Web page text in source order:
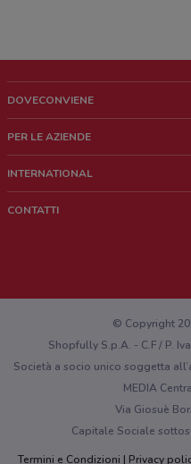
DOVECONVIENE
Chi siamo
Lavora con noi
PER LE AZIENDE
Richieste commerciali e marketing
INTERNATIONAL
CONTATTI
Hai un malfunzionamento sul web
© Copyright
Shopfully S.p.A. - C.F / P.
Società a socio unico soggetta
MEDIA
Via Giosuè
Capitale Sociale
Termini e Condizioni
Privacy